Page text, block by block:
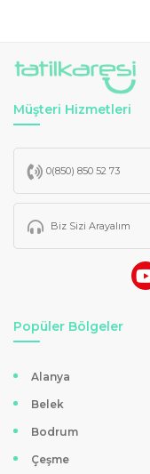
Müşteri Hizmetleri
0(850) 850 52 73
Biz Sizi Arayalım
Popüler Bölgeler
Alanya
Belek
Bodrum
Çeşme